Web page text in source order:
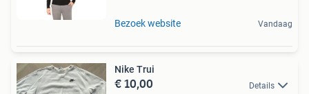
Bezoek website Vandaag
Nike Trui
€ 10,00 Details